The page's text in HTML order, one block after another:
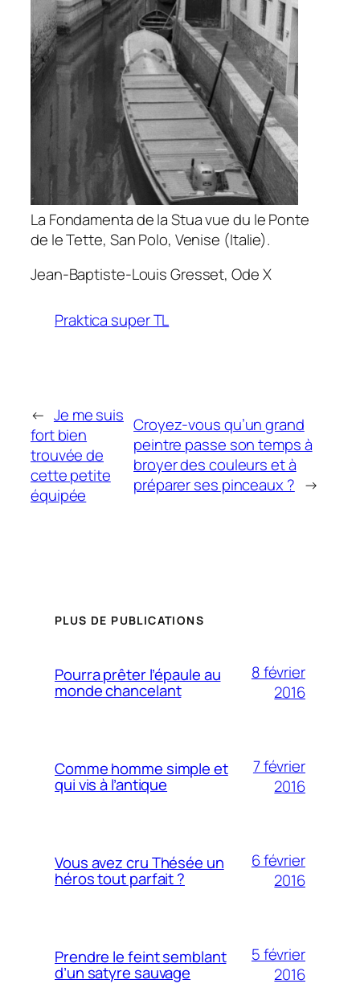
La Fondamenta de la Stua vue du le Ponte
de le Tette, San Polo, Venise (Italie).
Jean-Baptiste-Louis Gresset,Ode X
Praktica super TL
← Je me suis
fort bien
trouvée de
cette petite
équipée
Croyez-vous qu’un grand
peintre passe son temps à
broyer des couleurs et à
préparer ses pinceaux ? →
PLUS DE PUBLICATIONS
Pourra prêter l’épaule au
monde chancelant
8 février
2016
Comme homme simple et
qui vis à l’antique
7 février
2016
Vous avez cru Thésée un
héros tout parfait ?
6 février
2016
Prendre le feint semblant
d’un satyre sauvage
5 février
2016